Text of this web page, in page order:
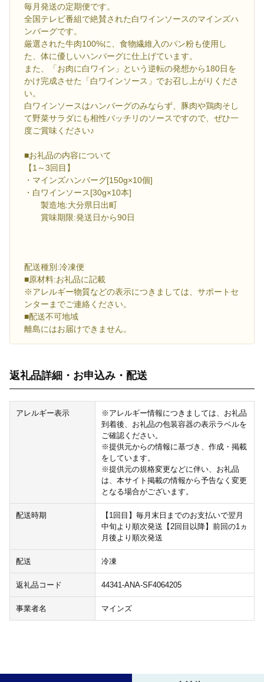
毎月発送の定期便です。
全国テレビ番組で絶賛された白ワインソースのマインズハ
ンバーグです。
厳選された牛肉100%に、食物繊維入のパン粉も使用し
た、体に優しいハンバーグに仕上げています。
また、「お肉に白ワイン」という逆転の発想から180日を
かけ完成させた「白ワインソース」でお召し上がりくださ
い。
白ワインソースはハンバーグのみならず、豚肉や鶏肉そし
て野菜サラダにも相性バッチリのソースですので、ぜひ一
度ご賞味ください♪
■お礼品の内容について
【1～3回目】
・マインズハンバーグ[150g×10個]
・白ワインソース[30g×10本]
製造地:大分県日出町
賞味期限:発送日から90日
配送種別:冷凍便
■原材料:お礼品に記載
※アレルギー物質などの表示につきましては、サポートセ
ンターまでご連絡ください。
■配送不可地域
離島にはお届けできません。
返礼品詳細・お申込み・配送
アレルギー表示
※アレルギー情報につきましては、お礼品
到着後、お礼品の包装容器の表示ラベルを
ご確認ください。
※提供元からの情報に基づき、作成・掲載
をしています。
※提供元の規格変更などに伴い、お礼品
は、本サイト掲載の情報から予告なく変更
となる場合がございます。
配送時期
【1回目】毎月末日までのお支払いで翌月
中旬より順次発送【2回目以降】前回の1ヵ
月後より順次発送
配送 冷凍
返礼品コード 44341-ANA-SF4064205
事業者名 マインズ